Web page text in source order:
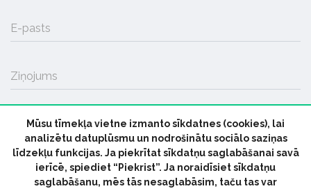
E-pasts
Ziņojums
SŪTĪT
Mūsu tīmekļa vietne izmanto sīkdatnes (cookies), lai
analizētu datuplūsmu un nodrošinātu sociālo saziņas
līdzekļu funkcijas. Ja piekrītat sīkdatņu saglabāšanai savā
ierīcē, spiediet “Piekrist”. Ja noraidīsiet sīkdatņu
saglabāšanu, mēs tās nesaglabāsim, taču tas var